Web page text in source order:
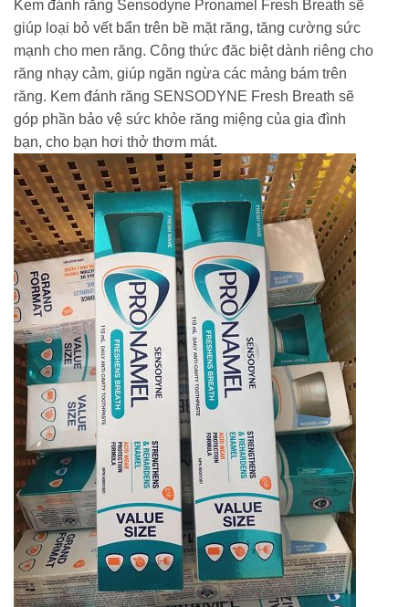
Kem đánh răng Sensodyne Pronamel Fresh Breath sẽ
giúp loại bỏ vết bẩn trên bề mặt răng, tăng cường sức
mạnh cho men răng. Công thức đăc biệt dành riêng cho
răng nhạy cảm, giúp ngăn ngừa các mảng bám trên
răng. Kem đánh răng SENSODYNE Fresh Breath sẽ
góp phần bảo vệ sức khỏe răng miệng của gia đình
bạn, cho bạn hơi thở thơm mát.